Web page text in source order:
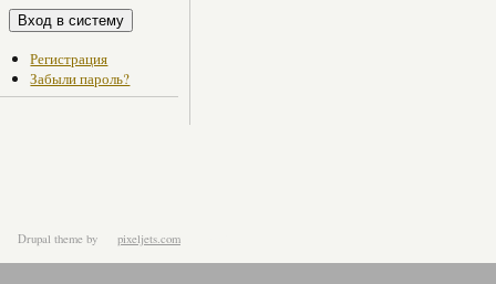
Регистрация
Забыли пароль?
Drupal theme by pixeljets.com